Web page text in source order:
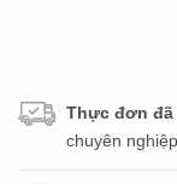
Thực đơn đã
chuyên